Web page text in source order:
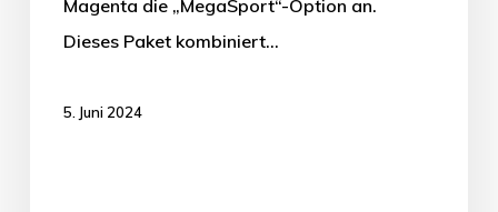
Magenta die „MegaSport“-Option an.
Dieses Paket kombiniert…
5. Juni 2024